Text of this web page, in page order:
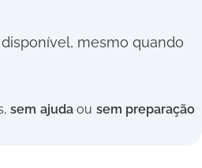
mesmo quando
sem ajudaou sem preparação